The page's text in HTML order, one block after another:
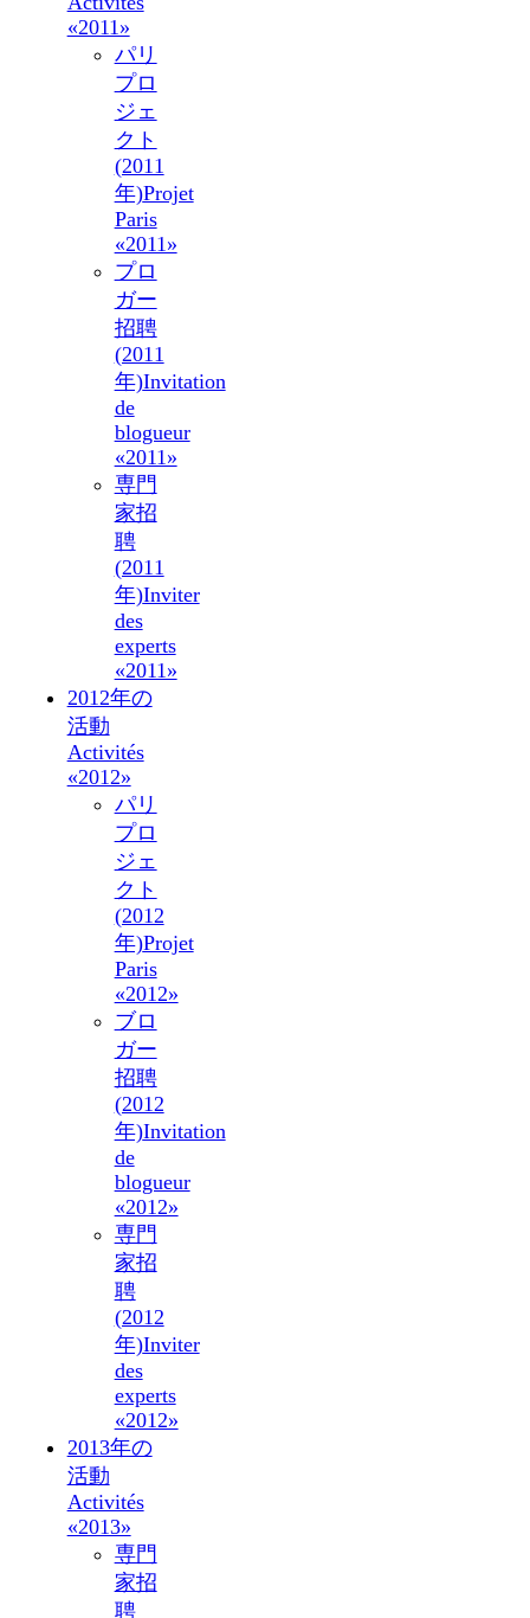
«2011»
パリ
プロ
ジェ
クト
(2011
年)Projet
Paris
«2011»
プロ
ガー
招聘
(2011
年)Invitation
de
blogueur
«2011»
専門
家招
聘
(2011
年)Inviter
des
experts
«2011»
2012年の
活動
Activités
«2012»
パリ
プロ
ジェ
クト
(2012
年)Projet
Paris
«2012»
ブロ
ガー
招聘
(2012
年)Invitation
de
blogueur
«2012»
専門
家招
聘
(2012
年)Inviter
des
experts
«2012»
2013年の
活動
Activités
«2013»
専門
家招
聘